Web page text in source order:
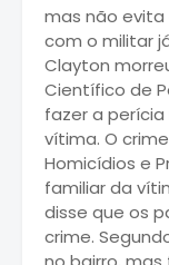
mas não evita
com o militar
Clayton
Científico de
fazer a
vítima. O
Homicídios e
familiar da
disse que os
crime.